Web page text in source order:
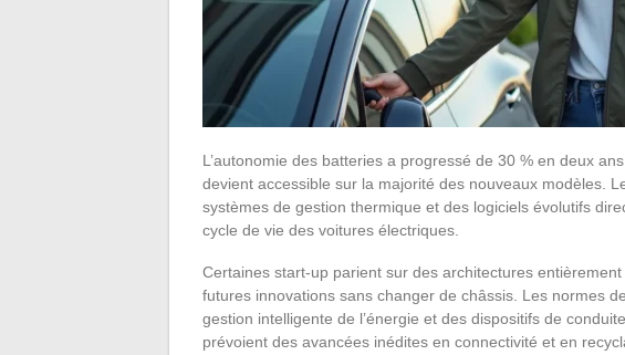
L’autonomie des batteries a progressé de 30 % en deux
devient accessible sur la majorité des nouveaux modèles.
systèmes de gestion thermique et des logiciels évolutifs
cycle de vie des voitures électriques.
Certaines start-up parient sur des architectures
futures innovations sans changer de châssis. Les normes
gestion intelligente de l’énergie et des dispositifs de
prévoient des avancées inédites en connectivité et en